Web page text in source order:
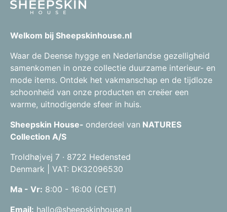
Welkom bij Sheepskinhouse.nl
Waar de Deense hygge en Nederlandse gezelligheid
samenkomen in onze collectie duurzame interieur- en
mode items. Ontdek het vakmanschap en de tijdloze
schoonheid van onze producten en creëer een
warme, uitnodigende sfeer in huis.
Sheepskin House- onderdeel van NATURES
Collection A/S
Troldhøjvej 7 · 8722 Hedensted
Denmark | VAT: DK32096530
Ma - Vr: 8:00 - 16:00 (CET)
Email: hallo@sheepskinhouse.nl